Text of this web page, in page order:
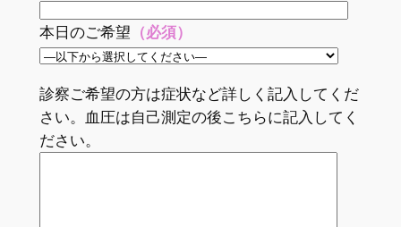
本日のご希望 （必須）
診察ご希望の方は症状など詳しく記入してくだ
さい。血圧は自己測定の後こちらに記入してく
ださい。